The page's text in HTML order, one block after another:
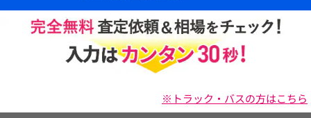
※トラック・バスの方はこちら